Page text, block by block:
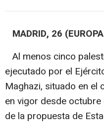
MADRID, 26
Al menos cinco
ejecutado por el
Maghazi, situado en el
en vigor desde
de la propuesta de